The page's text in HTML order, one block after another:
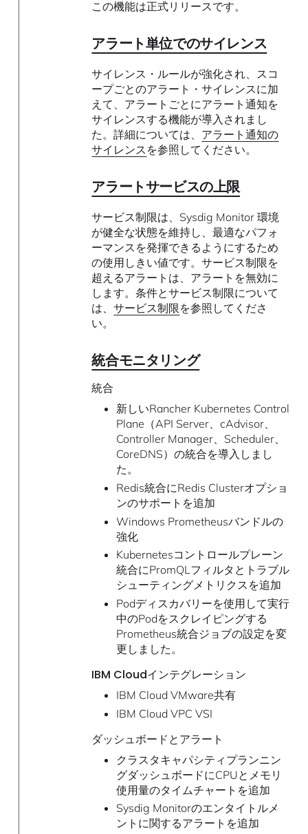
この機能は正式リリースです。
アラート単位でのサイレンス
サイレンス・ルールが強化され、スコ
ープごとのアラート・サイレンスに加
えて、アラートごとにアラート通知を
サイレンスする機能が導入されまし
た。詳細については、 アラート通知の
サイレンス を参照してください。
アラートサービスの上限
サービス制限は、Sysdig Monitor 環境
が健全な状態を維持し、最適なパフォ
ーマンスを発揮できるようにするため
の使用しきい値です。サービス制限を
超えるアラートは、アラートを無効に
します。条件とサービス制限について
は、サービス制限を参照してくださ
い。
統合モニタリング
統合
新しいRancher Kubernetes Control
Plane（API Server、cAdvisor、
Controller Manager、Scheduler、
CoreDNS）の統合を導入しまし
た。
Redis統合にRedis Clusterオプショ
ンのサポートを追加
Windows Prometheusバンドルの
強化
Kubernetesコントロールプレーン
統合にPromQLフィルタとトラブル
シューティングメトリクスを追加
Podディスカバリーを使用して実行
中のPodをスクレイピングする
Prometheus統合ジョブの設定を変
更しました。
IBM Cloudインテグレーション
IBM Cloud VMware共有
IBM Cloud VPC VSI
ダッシュボードとアラート
クラスタキャパシティプランニン
グダッシュボードにCPUとメモリ
使用量のタイムチャートを追加
Sysdig Monitorのエンタイトルメ
ントに関するアラートを追加